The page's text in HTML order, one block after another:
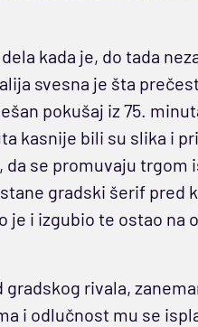
kada je, do tada
svesna je šta
pokušaj iz 75.
kasnije bili su slika i
se promuvaju trgom
gradski šerif pred
je i izgubio te ostao na
gradskog rivala,
i odlučnost mu se